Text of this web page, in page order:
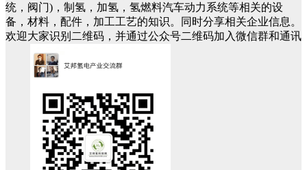
统，阀门)，制氢，加氢，氢燃料汽车动力系统等相关的设
备，材料，配件，加工工艺的知识。同时分享相关企业信息。
欢迎大家识别二维码，并通过公众号二维码加入微信群和通讯